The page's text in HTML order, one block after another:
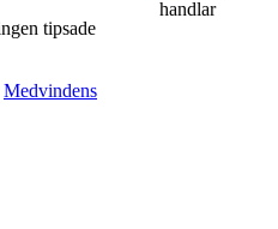
tipsade
Medvindens